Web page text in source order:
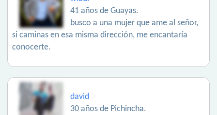
41 años de Guayas.
busco a una mujer que ame al señor,
si caminas en esa misma dirección, me encantaría
conocerte.
david
30 años de Pichincha.